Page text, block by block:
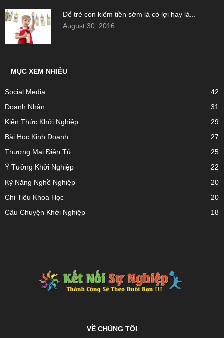
Để trẻ con kiếm tiền sớm là có lợi hay là...
August 30, 2016
MỤC XEM NHIỀU
Social Media
42
Doanh Nhân
31
Kiến Thức Khởi Nghiệp
29
Bài Học Kinh Doanh
27
Thương Mại Điện Tử
25
Ý Tưởng Khởi Nghiệp
22
Kỹ Năng Nghề Nghiệp
20
Chi Tiêu Khoa Học
20
Câu Chuyện Khởi Nghiệp
18
VỀ CHÚNG TÔI